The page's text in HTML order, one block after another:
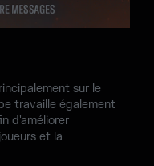
sur le
travaille également
d'améliorer
et la